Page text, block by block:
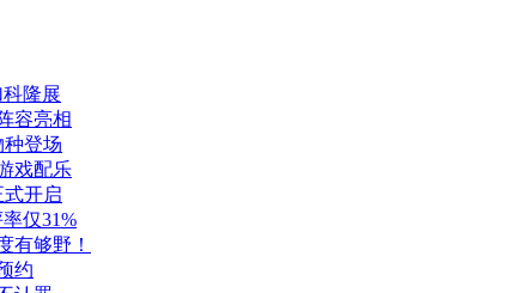
隆展
容亮相
种登场
戏配乐
开启
仅31%
有够野！
约